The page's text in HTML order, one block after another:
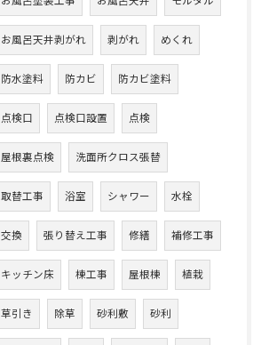
お風呂天井剥がれ 剥がれ めくれ
防水塗料 防カビ 防カビ塗料
点検口 点検口設置 点検
屋根裏点検 洗面所クロス張替
取替工事 浴室 シャワー 水栓
交換 張り替え工事 修繕 補修工事
キッチン床 棟工事 屋根棟 植栽
草引き 除草 砂利敷 砂利